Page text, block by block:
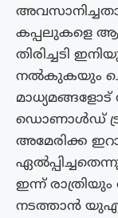
കപ്പലുകളെ
തിരിച്ചടി
നൽകുകയും
ഡൊണാൾഡ്
അമേരിക്ക
ഇന്ന്
നടത്താൻ